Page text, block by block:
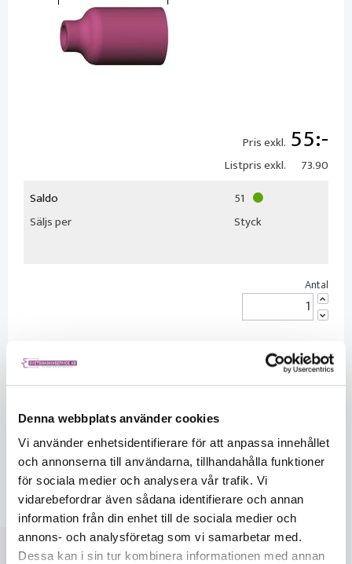
Denna webbplats använder cookies
Vi använder enhetsidentifierare för att anpassa innehållet
och annonserna till användarna, tillhandahålla funktioner
för sociala medier och analysera vår trafik. Vi
vidarebefordrar även sådana identifierare och annan
information från din enhet till de sociala medier och
annons- och analysföretag som vi samarbetar med.
Dessa kan i sin tur kombinera informationen med annan
Pris exkl. 55
Listpris exkl.
73.90
Saldo
51
Säljs per
Styck
Beskrivning
Gaskåpa för gaslins tex.BZ7010207. Passar stora linde
17/18/26.
RELATERADE PRODUKTER